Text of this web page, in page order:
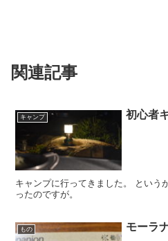
関連記事
キャンプ 初心者
キャンプに行ってきました。 という
ったのですが。
もの モーラ